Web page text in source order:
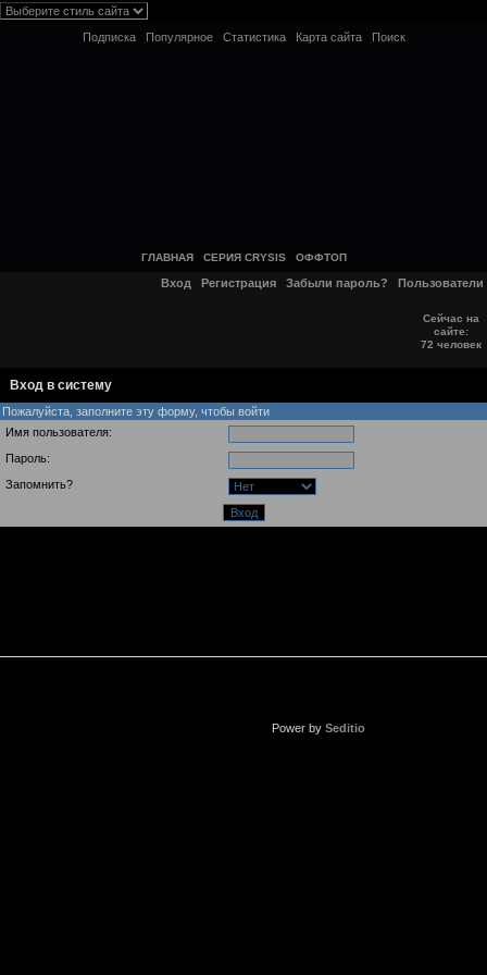
Подписка Популярное Статистика Карта сайта Поиск
ГЛАВНАЯ СЕРИЯ CRYSIS ОФФТОП
Вход Регистрация Забыли пароль? Пользователи
Сейчас на
сайте:
72 человек
Вход в систему
Пожалуйста, заполните эту форму, чтобы войти
Имя пользователя:
Пароль:
Запомнить?
Power by Seditio